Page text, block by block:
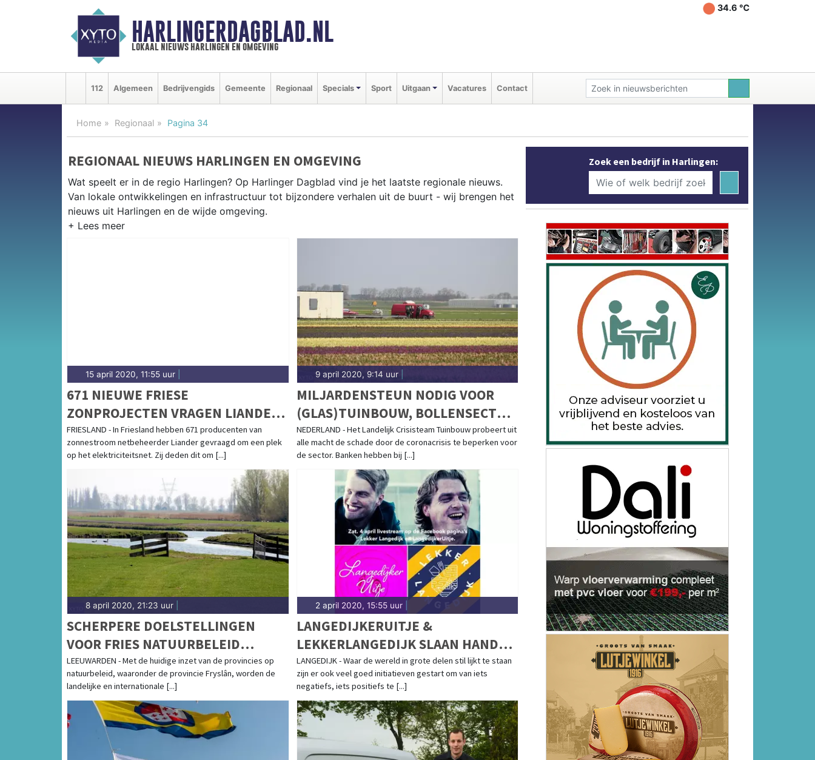
HARLINGERDAGBLAD.NL
lokaal nieuws harlingen en omgeving
34.6 ℃
112 Algemeen Bedrijvengids Gemeente Regionaal Specials Sport Uitgaan Vacatures Contact
Home Regionaal Pagina 34
REGIONAAL NIEUWS HARLINGEN EN OMGEVING
Wat speelt er in de regio Harlingen? Op Harlinger Dagblad vind je het laatste regionale nieuws.
Van lokale ontwikkelingen en infrastructuur tot bijzondere verhalen uit de buurt - wij brengen het
nieuws uit Harlingen en de wijde omgeving.
15 april 2020, 11:55 uur
671 NIEUWE FRIESE
ZONPROJECTEN VRAGEN LIANDER
OM PLEK OP HET STROOMNET
FRIESLAND - In Friesland hebben 671 producenten van
zonnestroom netbeheerder Liander gevraagd om een plek
op het elektriciteitsnet. Zij deden dit om [...]
9 april 2020, 9:14 uur|
MILJARDENSTEUN NODIG VOOR
(GLAS)TUINBOUW, BOLLENSECTOR
EN ZAADVEREDELAARS
NEDERLAND - Het Landelijk Crisisteam Tuinbouw probeert uit
alle macht de schade door de coronacrisis te beperken voor
de sector. Banken hebben bij [...]
8 april 2020, 21:23 uur
SCHERPERE DOELSTELLINGEN
VOOR FRIES NATUURBELEID
NOODZAKELIJK
LEEUWARDEN - Met de huidige inzet van de provincies op
natuurbeleid, waaronder de provincie Fryslân, worden de
landelijke en internationale [...]
2 april 2020, 15:55 uur|
LANGEDIJKERUITJE &
LEKKERLANGEDIJK SLAAN HANDEN
INEEN VOOR UNIEKE ACTIE!
LANGEDIJK - Waar de wereld in grote delen stil lijkt te staan
zijn er ook veel goed initiatieven gestart om van iets
negatiefs, iets positiefs te [...]
Zoek een bedrijf in Harlingen: